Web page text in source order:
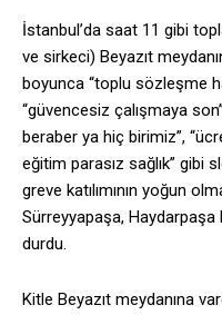
İstanbul’da saat 11 gibi
ve sirkeci) Beyazıt
boyunca “toplu sözleşme
“güvencesiz çalışmaya
beraber ya hiç birimiz”,
eğitim parasız sağlık” gibi
greve katılımının yoğun
Sürreyyapaşa,
durdu.
Kitle Beyazıt meydanına